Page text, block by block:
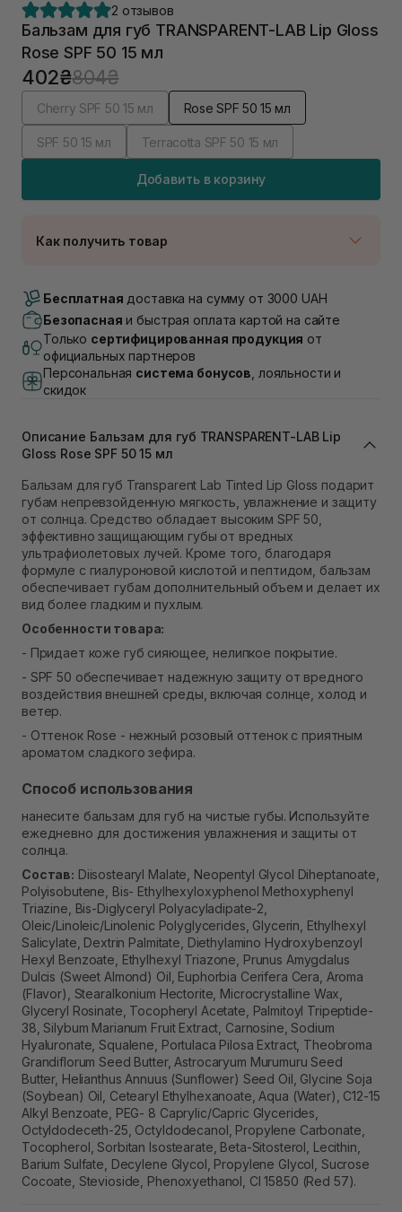
2 отзывов
Бальзам для губ TRANSPARENT-LAB Lip Gloss
Rose SPF 50 15 мл
402₴804₴
Cherry SPF 50 15 мл Rose SPF 50 15 мл
SPF 50 15 мл Terracotta SPF 50 15 мл
Добавить в корзину
Как получить товар
Нет в наличии!
Самовывоз г. Луцк, Винниченка 4
Самовывоз г. Львов, ул. Академика Подстригача,
1В (Duck's Lake)
Нет в наличии!
Самовывоз Львов (Ивана Франко 36)
Самовывоз г. Львов ул. Степана Бандеры 43
В наличии
В наличии
Самовывоз г. Ровно, ул. Кулика и Гудачека 23 (ТЦ
Экватор)
Нет в наличии!
Бесплатная доставка на сумму от 3000 UAH
Безопасная и быстрая оплата картой на сайте
Только сертифицированная продукция от
официальных партнеров
Персональная система бонусов , лояльности и
скидок
Описание Бальзам для губ TRANSPARENT-LAB Lip
Gloss Rose SPF 50 15 мл
Бальзам для губ Transparent Lab Tinted Lip Gloss подарит
губам непревзойденную мягкость, увлажнение и защиту
от солнца. Средство обладает высоким SPF 50,
эффективно защищающим губы от вредных
ультрафиолетовых лучей. Кроме того, благодаря
формуле с гиалуроновой кислотой и пептидом, бальзам
обеспечивает губам дополнительный объем и делает их
вид более гладким и пухлым.
Особенности товара:
- Придает коже губ сияющее, нелипкое покрытие.
- SPF 50 обеспечивает надежную защиту от вредного
воздействия внешней среды, включая солнце, холод и
ветер.
- Оттенок Rose - нежный розовый оттенок с приятным
ароматом сладкого зефира.
Способ использования
нанесите бальзам для губ на чистые губы. Используйте
ежедневно для достижения увлажнения и защиты от
солнца.
Состав: Diisostearyl Malate, Neopentyl Glycol Diheptanoate,
Polyisobutene, Bis- Ethylhexyloxyphenol Methoxyphenyl
Triazine, Bis-Diglyceryl Polyacyladipate-2,
Oleic/Linoleic/Linolenic Polyglycerides, Glycerin, Ethylhexyl
Salicylate, Dextrin Palmitate, Diethylamino Hydroxybenzoyl
Hexyl Benzoate, Ethylhexyl Triazone, Prunus Amygdalus
Dulcis (Sweet Almond) Oil, Euphorbia Cerifera Cera, Aroma
(Flavor), Stearalkonium Hectorite, Microcrystalline Wax,
Glyceryl Rosinate, Tocopheryl Acetate, Palmitoyl Tripeptide-
38, Silybum Marianum Fruit Extract, Carnosine, Sodium
Hyaluronate, Squalene, Portulaca Pilosa Extract, Theobroma
Grandiflorum Seed Butter, Astrocaryum Murumuru Seed
Butter, Helianthus Annuus (Sunflower) Seed Oil, Glycine Soja
(Soybean) Oil, Cetearyl Ethylhexanoate, Aqua (Water), C12-15
Alkyl Benzoate, PEG- 8 Caprylic/Capric Glycerides,
Octyldodeceth-25, Octyldodecanol, Propylene Carbonate,
Tocopherol, Sorbitan Isostearate, Beta-Sitosterol, Lecithin,
Barium Sulfate, Decylene Glycol, Propylene Glycol, Sucrose
Cocoate, Stevioside, Phenoxyethanol, CI 15850 (Red 57).